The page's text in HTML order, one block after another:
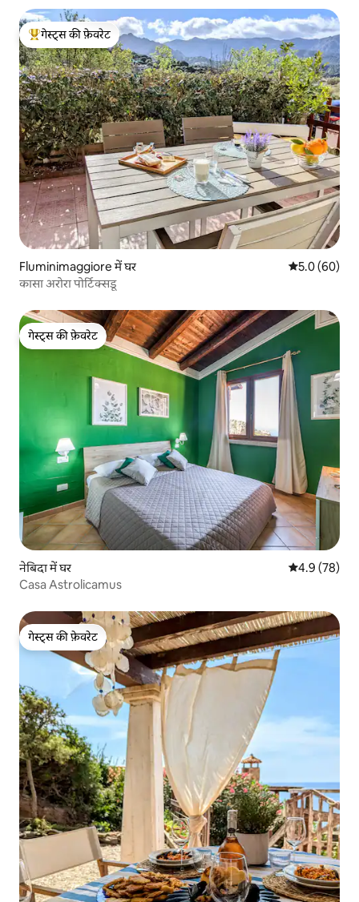
गेस्ट्स का टॉप फ़ेवरेट
गेस्ट्स की फ़ेवरेट
Fluminimaggiore में घर औसत रेटिंग 5 में
5.0 (60)
कासा अरोरा पोर्टिक्सडू
गेस्ट्स की फ़ेवरेट
गेस्ट्स की फ़ेवरेट
नेबिदा में घर औसत रेटिंग 5 में
4.9 (78)
Casa Astrolicamus
गेस्ट्स की फ़ेवरेट
गेस्ट्स की फ़ेवरेट